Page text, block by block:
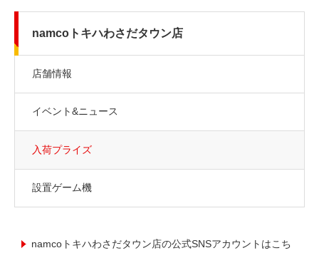
namcoトキハわさだタウン店
店舗情報
イベント&ニュース
入荷プライズ
設置ゲーム機
namcoトキハわさだタウン店の公式SNSアカウントはこち